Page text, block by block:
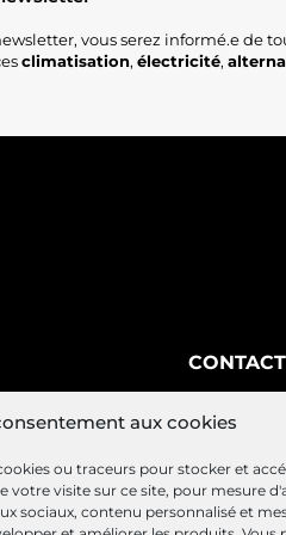
aux cookies
ou traceurs pour stocker et
votre visite sur ce site, pour mesure
sociaux, contenu personnalisé et
vous serez informé.e de
climatisation, électricité,
CONTACT
AtelierD
88200
03 29 22 34